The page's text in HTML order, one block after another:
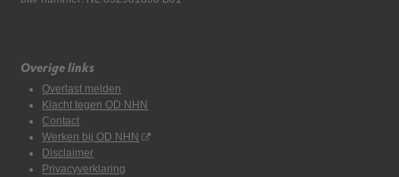
Overige links
Overlast melden
Klacht tegen OD NHN
Contact
Werken bij OD NHN
Disclaimer
Privacyverklaring